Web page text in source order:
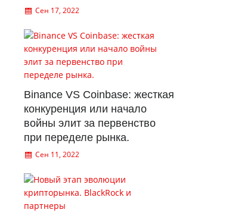
Сен 17, 2022
Binance VS Coinbase: жесткая
конкуренция или начало
войны элит за первенство
при переделе рынка.
Сен 11, 2022